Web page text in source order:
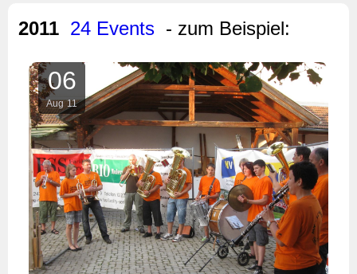
2011 24 Events - zum Beispiel:
06
Aug 11